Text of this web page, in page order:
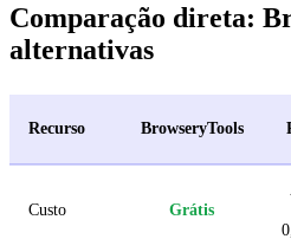
Comparação direta:
alternativas
Recurso BrowseryTools
Custo Grátis